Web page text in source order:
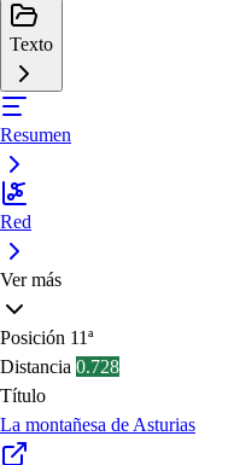
Texto
Resumen
Red
Ver más
Posición 11ª
Distancia 0.728
Título
La montañesa de Asturias